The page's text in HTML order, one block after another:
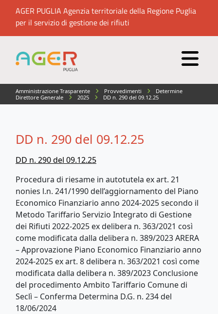
AGER PUGLIA Agenzia territoriale della Regione Puglia
per il servizio di gestione dei rifiuti
Amministrazione Trasparente Provvedimenti
Determine
Direttore Generale
2025 DD n. 290 del 09.12.25
DD n. 290 del 09.12.25
DD n. 290 del 09.12.25
Procedura di riesame in autotutela ex art. 21
nonies l.n. 241/1990 dell’aggiornamento del Piano
Economico Finanziario anno 2024-2025 secondo il
Metodo Tariffario Servizio Integrato di Gestione
dei Rifiuti 2022-2025 ex delibera n. 363/2021 così
come modificata dalla delibera n. 389/2023 ARERA
– Approvazione Piano Economico Finanziario anno
2024-2025 ex art. 8 delibera n. 363/2021 così come
modificata dalla delibera n. 389/2023 Conclusione
del procedimento Ambito Tariffario Comune di
Seclì – Conferma Determina D.G. n. 234 del
18/06/2024